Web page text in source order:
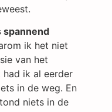
spannend
ik het niet
van het
ik al eerder
in de weg. En
niets in de